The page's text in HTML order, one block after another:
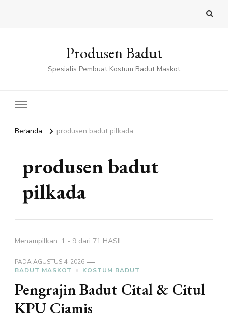
Produsen Badut
Spesialis Pembuat Kostum Badut Maskot
Beranda produsen badut pilkada
produsen badut
pilkada
Menampilkan: 1 - 9 dari 71 HASIL
PADAAGUSTUS 4, 2026
BADUT MASKOT
KOSTUM BADUT
Pengrajin Badut Cital & Citul
KPU Ciamis